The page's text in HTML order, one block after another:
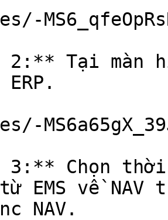
2:** Tại màn
ERP.
3:** Chọn
EMS về
NAV.